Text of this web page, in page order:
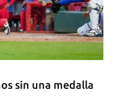
sin una medalla